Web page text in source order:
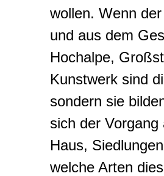
wollen. Wenn
und aus dem
Hochalpe,
Kunstwerk sind
sondern sie
sich der
Haus,
welche Arten